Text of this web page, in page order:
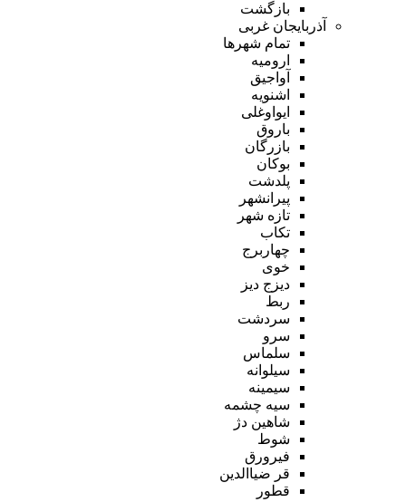
بازگشت
آذربایجان غربی
تمام شهر‌ها
ارومیه
آواجیق
اشنویه
ایواوغلی
باروق
بازرگان
بوکان
پلدشت
پیرانشهر
تازه شهر
تکاب
چهاربرج
خوی
دیزج دیز
ربط
سردشت
سرو
سلماس
سیلوانه
سیمینه
سیه چشمه
شاهین دژ
شوط
فیرورق
قر ضیاالدین
قطور